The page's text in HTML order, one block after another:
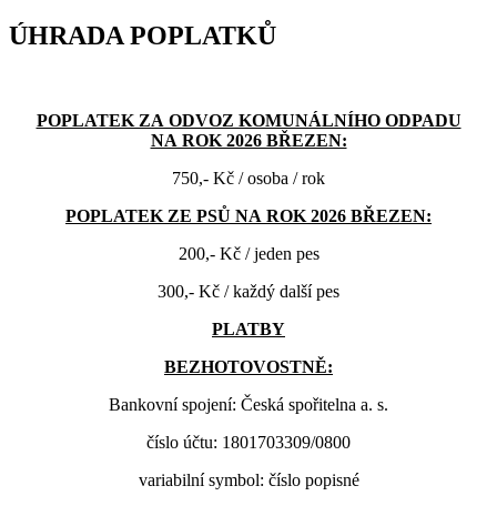
ÚHRADA POPLATKŮ
POPLATEK ZA ODVOZ KOMUNÁLNÍHO ODPADU
NA ROK 2026 BŘEZEN:
750,- Kč / osoba / rok
POPLATEK ZE PSŮ NA ROK 2026 BŘEZEN:
200,- Kč / jeden pes
300,- Kč / každý další pes
PLATBY
BEZHOTOVOSTNĚ:
Bankovní spojení: Česká spořitelna a. s.
číslo účtu: 1801703309/0800
variabilní symbol: číslo popisné